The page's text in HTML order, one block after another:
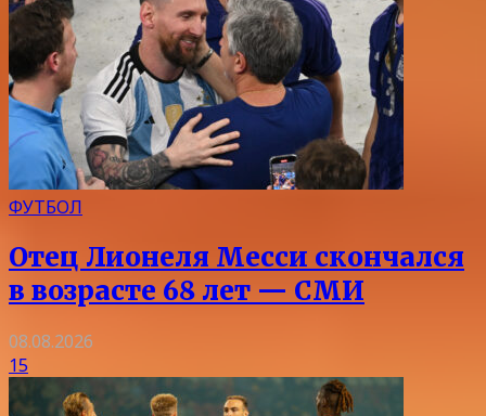
ФУТБОЛ
Отец Лионеля Месси скончался
в возрасте 68 лет — СМИ
08.08.2026
15